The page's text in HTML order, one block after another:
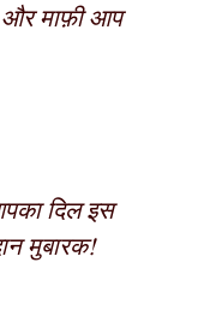
माफ़ी आप
दिल इस
मुबारक!